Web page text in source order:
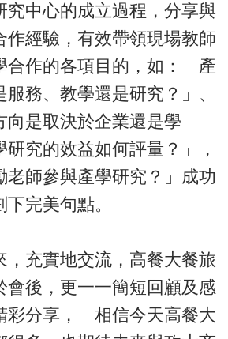
究中心的成立過程，分享與
作經驗，有效帶領現場教師
合作的各項目的，如：「產
務、教學還是研究？」、
向是取決於企業還是學
究的效益如何評量？」，
老師參與產學研究？」成功
完美句點。
，充實地交流，高餐大餐旅
會後，更一一簡短回顧及感
彩分享，「相信今天高餐大